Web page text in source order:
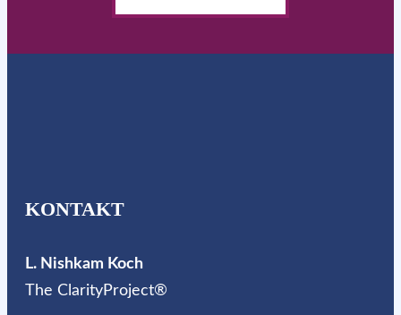
KONTAKT
L. Nishkam Koch
The ClarityProject®